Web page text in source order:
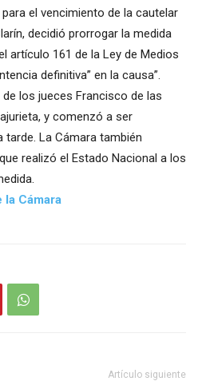
el vencimiento de la cautelar
decidió prorrogar la medida
artículo 161 de la Ley de Medios
definitiva” en la causa”.
los jueces Francisco de las
y comenzó a ser
La Cámara también
realizó el Estado Nacional a los
Cámara
Artículo siguiente